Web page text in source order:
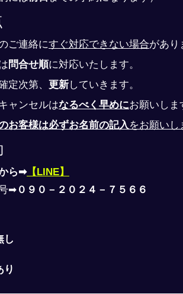
ご連絡にすぐ対応できない場合があり
問合せ順に対応いたします。
定次第、 更新していきます。
ャンセルはなるべく早めにお願いしま
お客様は必ずお名前の記入をお願いし
ら➡【LINE】
➡ ０９０－２０２４－７５６６